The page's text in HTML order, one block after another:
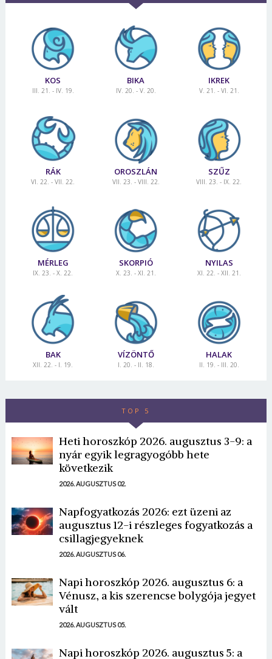
KOS
III. 21. - IV. 19.
BIKA
IV. 20. - V. 20.
IKREK
V. 21. - VI. 21.
RÁK
VI. 22. - VII. 22.
OROSZLÁN
VII. 23. - VIII. 22.
SZŰZ
VIII. 23. - IX. 22.
MÉRLEG
IX. 23. - X. 22.
SKORPIÓ
X. 23. - XI. 21.
NYILAS
XI. 22. - XII. 21.
BAK
XII. 22. - I. 19.
VÍZÖNTŐ
I. 20. - II. 18.
HALAK
II. 19. - III. 20.
TOP 5
Heti horoszkóp 2026. augusztus 3-9: a
nyár egyik legragyogóbb hete
következik
2026. AUGUSZTUS 02.
Napfogyatkozás 2026: ezt üzeni az
augusztus 12-i részleges fogyatkozás a
csillagjegyeknek
2026. AUGUSZTUS 06.
Napi horoszkóp 2026. augusztus 6: a
Vénusz, a kis szerencse bolygója jegyet
vált
2026. AUGUSZTUS 05.
Napi horoszkóp 2026. augusztus 5: a